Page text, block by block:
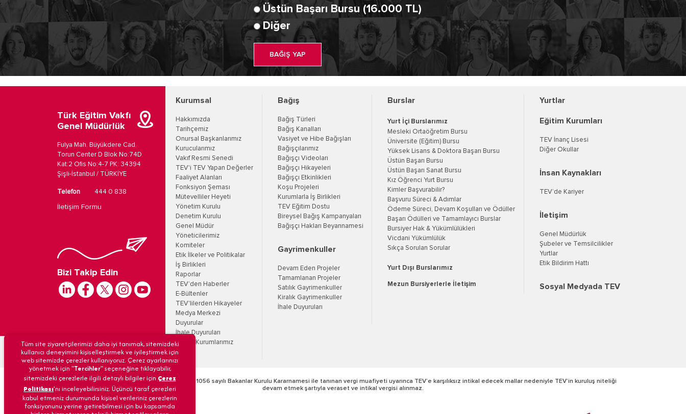
Üstün Başarı Bursu (16.000 TL)
Diğer
BAĞIŞ YAP
Türk Eğitim Vakfı
Genel Müdürlük
Fulya Mah. Büyükdere Cad.
Torun Center D Blok No:74D
Kat:2 Ofis No:4-7 PK: 34394
Şişli-İstanbul / TÜRKİYE
Telefon 444 0 838
İletişim Formu
Bizi Takip Edin
Kurumsal
Hakkımızda
Tarihçemiz
Onursal Başkanlarımız
Kurucularımız
Vakıf Resmi Senedi
TEV'i TEV Yapan Değerler
Faaliyet Alanları
Fonksiyon Şeması
Mütevelliler Heyeti
Yönetim Kurulu
Denetim Kurulu
Genel Müdür
Yöneticilerimiz
Komiteler
Etik İlkeler ve Politikalar
İş Birlikleri
Raporlar
TEV’den Haberler
E-Bültenler
TEV'lilerden Hikayeler
Medya Merkezi
Duyurular
İhale Duyuruları
Eğitim Kurumlarımız
Bağış
Bağış Türleri
Bağış Kanalları
Vasiyet ve Hibe Bağışları
Bağışçılarımız
Bağışçı Videoları
Bağışçı Hikayeleri
Bağışçı Etkinlikleri
Koşu Projeleri
Kurumlarla İş Birlikleri
TEV Eğitim Dostu
Bireysel Bağış Kampanyaları
Bağışçı Hakları Beyannamesi
Gayrimenkuller
Devam Eden Projeler
Tamamlanan Projeler
Satılık Gayrimenkuller
Kiralık Gayrimenkuller
İhale Duyuruları
Burslar
Yurt İçi Burslarımız
Mesleki Ortaöğretim Bursu
Üniversite (Eğitim) Bursu
Yüksek Lisans & Doktora Başarı Bursu
Üstün Başarı Bursu
Üstün Başarı Sanat Bursu
Kız Öğrenci Yurt Bursu
Kimler Başvurabilir?
Başvuru Süreci & Adımlar
Ödeme Süreci, Devam Koşulları ve Ödüller
Başarı Ödülleri ve Tamamlayıcı Burslar
Bursiyer Hak & Yükümlülükleri
Vicdani Yükümlülük
Sıkça Sorulan Sorular
Yurt Dışı Burslarımız
Mezun Bursiyerlerle İletişim
Yurtlar
Eğitim Kurumları
TEV İnanç Lisesi
Diğer Okullar
İnsan Kaynakları
TEV’de Kariyer
İletişim
Genel Müdürlük
Şubeler ve Temsilcilikler
Yurtlar
Etik Bildirim Hattı
Sosyal Medyada TEV
Türk Eğitim Vakfı’na 09/12/1968 tarih ve 6/11056 sayılı Bakanlar Kurulu Kararnamesi ile tanınan vergi muafiyeti uyarınca TEV’e karşılıksız intikal edecek mallar nedeniyle TEV’in kuruluş niteliği
devam etmek şartıyla veraset ve intikal vergisi alınmaz.
Tüm site ziyaretçilerimizi daha iyi tanımak, sitemizdeki
kullanıcı deneyimini kişiselleştirmek ve iyileştirmek için
web sitemizde çerezler kullanıyoruz. Çerez ayarlarınızı
yönetmek için "Tercihler" seçeneğine tıklayabilir,
sitemizdeki çerezlerle ilgili detaylı bilgiler için Çerez
Politikası'nı inceleyebilirsiniz. Üçüncü taraf çerezleri
kabul etmeniz durumunda kişisel verileriniz çerezlerin
fonksiyonunu yerine getirebilmesi için bu kapsamda